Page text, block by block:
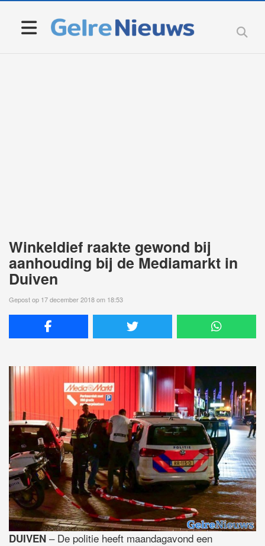
Winkeldief raakte gewond bij
aanhouding bij de Mediamarkt in
Duiven
Gepost op 17 december 2018 om 18:53
DUIVEN – De politie heeft maandagavond een